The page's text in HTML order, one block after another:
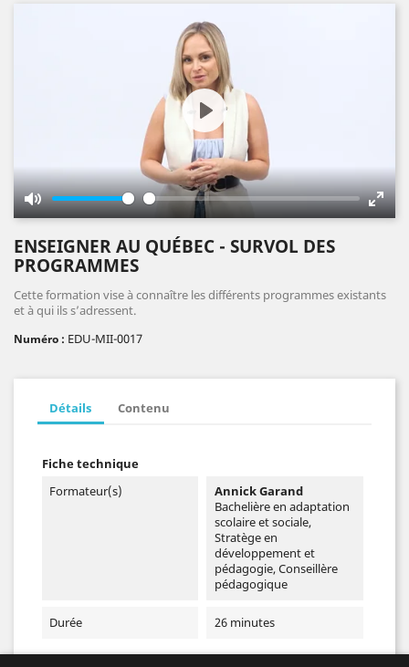
Mute
Enter
Play
ENSEIGNER AU QUÉBEC - SURVOL DES
PROGRAMMES
Cette formation vise à connaître les différents programmes existants
et à qui ils s’adressent.
Numéro : EDU-MII-0017
Détails Contenu
Fiche technique
Formateur(s)
Annick Garand
Bachelière en adaptation
scolaire et sociale,
Stratège en
développement et
pédagogie, Conseillère
pédagogique
Durée 26 minutes